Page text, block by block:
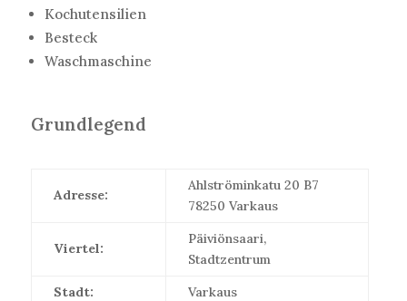
Kochutensilien
Besteck
Waschmaschine
Grundlegend
Adresse:
Ahlströminkatu 20 B7
78250 Varkaus
Viertel:
Päiviönsaari,
Stadtzentrum
Stadt:
Varkaus